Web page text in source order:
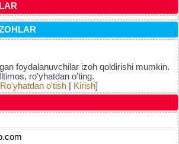
foydalanuvchilar izoh qoldirishi mumkin.
Iltimos, ro'yhatdan o'ting.
Ro'yhatdan o'tish| Kirish]